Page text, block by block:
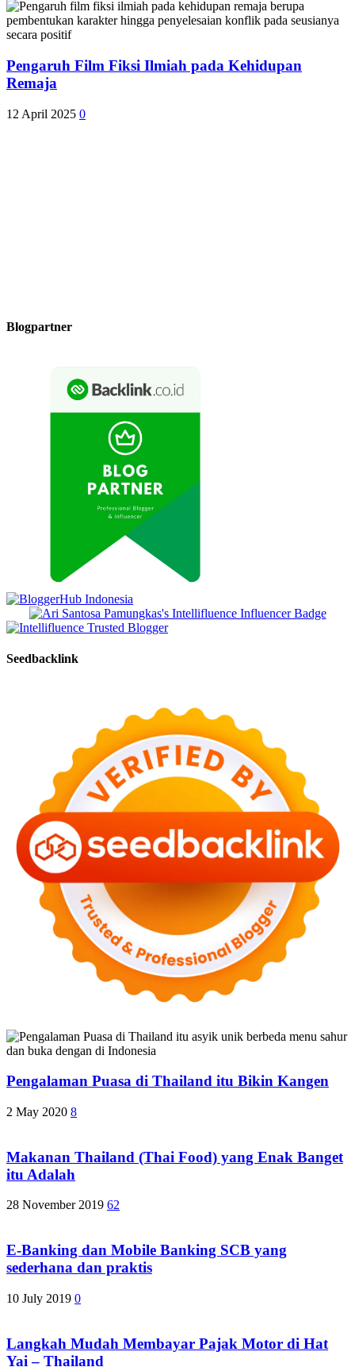
Pengaruh Film Fiksi Ilmiah pada Kehidupan
Remaja
12 April 2025 0
Blogpartner
Seedbacklink
Pengalaman Puasa di Thailand itu Bikin Kangen
2 May 2020 8
Makanan Thailand (Thai Food) yang Enak Banget
itu Adalah
28 November 2019 62
E-Banking dan Mobile Banking SCB yang
sederhana dan praktis
10 July 2019 0
Langkah Mudah Membayar Pajak Motor di Hat
Yai – Thailand